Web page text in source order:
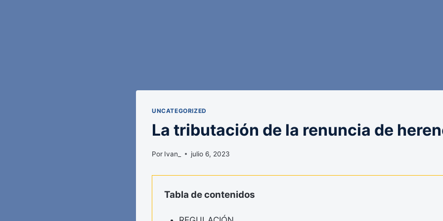
UNCATEGORIZED
La tributación de la renuncia de
Por Ivan_ julio 6, 2023
Tabla de contenidos